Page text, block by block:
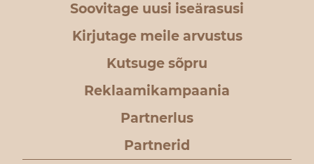
Soovitage uusi iseärasusi
Kirjutage meile arvustus
Kutsuge sõpru
Reklaamikampaania
Partnerlus
Partnerid